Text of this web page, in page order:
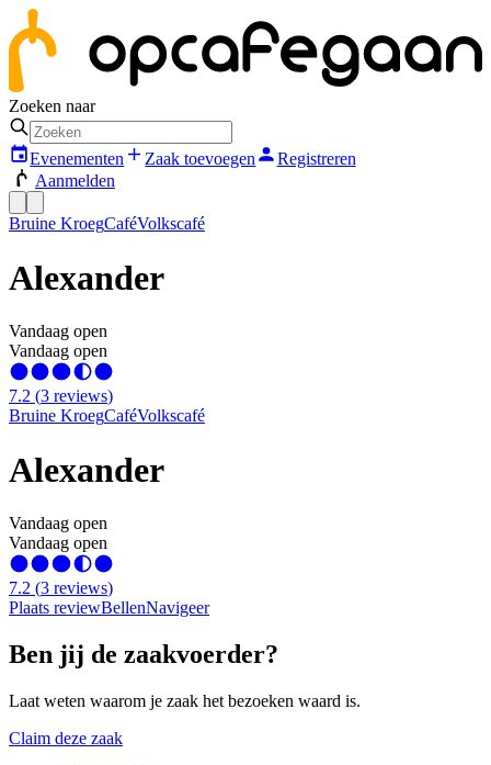
Zoeken naar
Evenementen Zaak toevoegen
Registreren
Aanmelden
Bruine KroegCaféVolkscafé
Alexander
Vandaag open
Vandaag open
7.2 (3 reviews)
Bruine KroegCaféVolkscafé
Alexander
Vandaag open
Vandaag open
7.2 (3 reviews)
Plaats reviewBellenNavigeer
Ben jij de zaakvoerder?
Laat weten waarom je zaak het bezoeken waard is.
Claim deze zaak